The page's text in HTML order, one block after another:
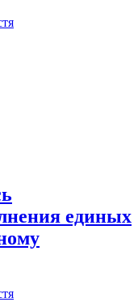
единых